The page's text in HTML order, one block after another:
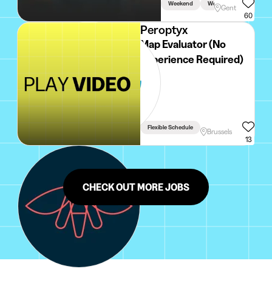
Weekend Week Holidays
Gent
60
Peroptyx
Map Evaluator (No
Experience Required)
Flexible Schedule
Brussels
13
CHECK OUT MORE JOBS